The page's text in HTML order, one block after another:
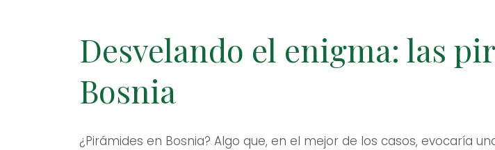
Desvelando el enigma: las
Bosnia
¿Pirámides en Bosnia? Algo que, en el mejor de los casos, evocaría